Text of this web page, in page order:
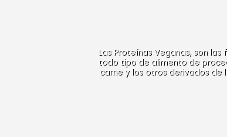
Las Proteínas Veganas, son
todo tipo de alimento de
carne y los otros derivados de